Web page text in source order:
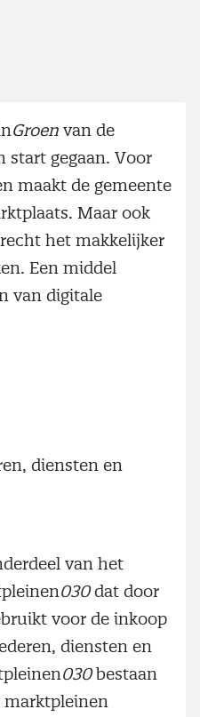
Groen van de
start gegaan. Voor
maakt de gemeente
Maar ook
het makkelijker
Een middel
van digitale
diensten en
van het
030dat door
voor de inkoop
diensten en
030bestaan
marktpleinen